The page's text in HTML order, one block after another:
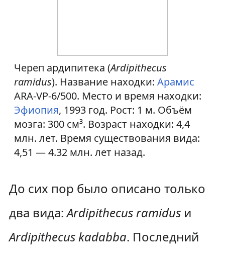
Череп ардипитека (Ardipithecus
ramidus). Название находки: Арамис
ARA-VP-6/500. Место и время находки:
Эфиопия, 1993 год. Рост: 1 м. Объём
мозга: 300 см³. Возраст находки: 4,4
млн. лет. Время существования вида:
4,51 — 4.32 млн. лет назад.
До сих пор было описано только
два вида:Ardipithecus ramidusи
Ardipithecus kadabba. Последний